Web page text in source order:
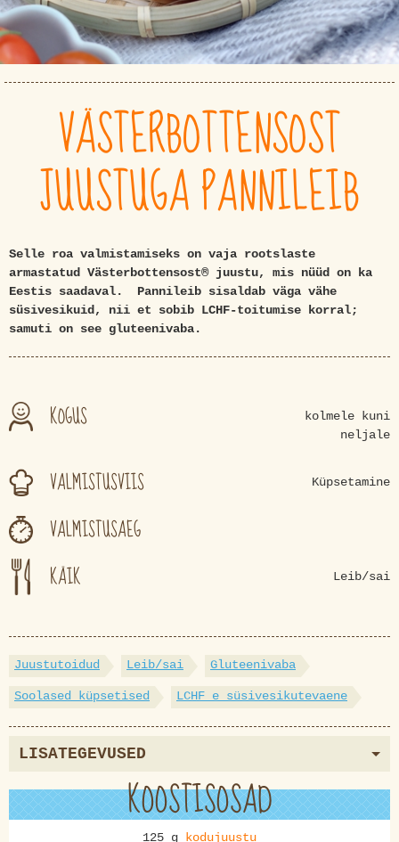
VÄSTERBOTTENSOST
JUUSTUGA PANNILEIB
Selle roa valmistamiseks on vaja rootslaste
armastatud Västerbottensost® juustu, mis nüüd on ka
Eestis saadaval. Pannileib sisaldab väga vähe
süsivesikuid, nii et sobib LCHF-toitumise korral;
samuti on see gluteenivaba.
KOGUS
kolmele kuni
neljale
VALMISTUSVIIS Küpsetamine
VALMISTUSAEG
KÄIK
Leib/sai
Juustutoidud Leib/sai Gluteenivaba
Soolased küpsetised LCHF e süsivesikutevaene
LISATEGEVUSED
KOOSTISOSAD
125 g kodujuustu